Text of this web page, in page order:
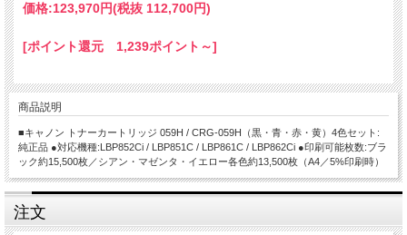
価格:123,970円(税抜 112,700円)
[ポイント還元 1,239ポイント～]
商品説明
■キャノン トナーカートリッジ 059H / CRG-059H（黒・青・赤・黄）4色セット:
純正品 ●対応機種:LBP852Ci / LBP851C / LBP861C / LBP862Ci ●印刷可能枚数:ブラ
ック約15,500枚／シアン・マゼンタ・イエロー各色約13,500枚（A4／5%印刷時）
注文